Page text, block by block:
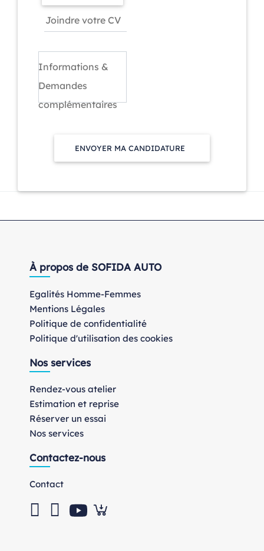
Informations &
Demandes
complémentaires
ENVOYER MA CANDIDATURE
À propos de SOFIDA AUTO
Egalités Homme-Femmes
Mentions Légales
Politique de confidentialité
Politique d'utilisation des cookies
Nos services
Rendez-vous atelier
Estimation et reprise
Réserver un essai
Nos services
Contactez-nous
Contact